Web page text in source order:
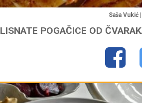
Saša Vukić
LISNATE POGAČICE OD